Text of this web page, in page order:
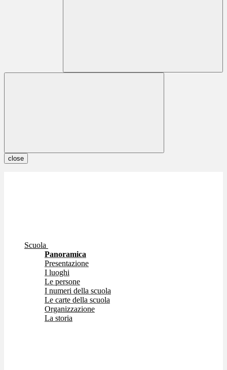
close
Scuola
Panoramica
Presentazione
I luoghi
Le persone
I numeri della scuola
Le carte della scuola
Organizzazione
La storia